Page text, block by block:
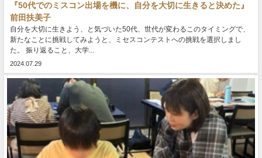
『50代でのミスコン出場を機に、自分を大切に生きると決めた』
前田扶美子
自分を大切に生きよう、と気づいた50代、世代が変わるこのタイミングで、
新たなことに挑戦してみようと、ミセスコンテストへの挑戦を選択しまし
た。 振り返ること、大学...
2024.07.29